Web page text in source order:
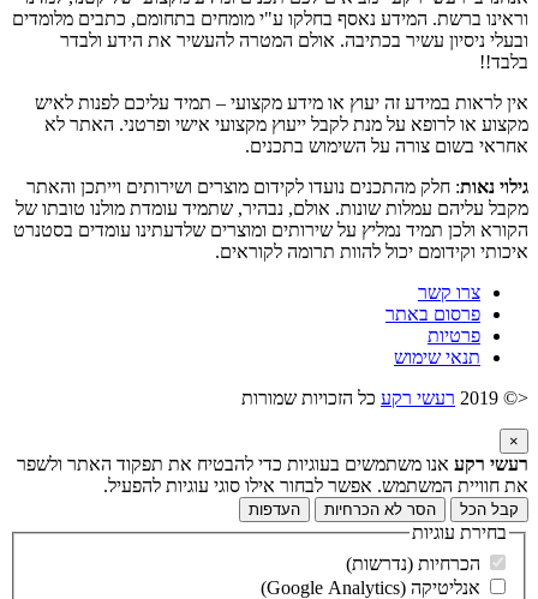
וראינו ברשת. המידע נאסף בחלקו ע"י מומחים בתחומם, כתבים מלומדים
ובעלי ניסיון עשיר בכתיבה. אולם המטרה להעשיר את הידע ולבדר
בלבד!!
אין לראות במידע זה יעוץ או מידע מקצועי – תמיד עליכם לפנות לאיש
מקצוע או לרופא על מנת לקבל ייעוץ מקצועי אישי ופרטני. האתר לא
אחראי בשום צורה על השימוש בתכנים.
גילוי נאות: חלק מהתכנים נועדו לקידום מוצרים ושירותים וייתכן והאתר
מקבל עליהם עמלות שונות. אולם, נבהיר, שתמיד עומדת מולנו טובתו של
הקורא ולכן תמיד נמליץ על שירותים ומוצרים שלדעתינו עומדים בסטנרט
איכותי וקידומם יכול להוות תרומה לקוראים.
צרו קשר
פרסום באתר
פרטיות
תנאי שימוש
<© 2019
רעשי רקע כל הזכויות שמורות
×
רעשי רקע אנו משתמשים בעוגיות כדי להבטיח את תפקוד האתר ולשפר
את חוויית המשתמש. אפשר לבחור אילו סוגי עוגיות להפעיל.
קבל הכל הסר לא הכרחיות העדפות
בחירת עוגיות
הכרחיות (נדרשות)
אנליטיקה (Google Analytics)